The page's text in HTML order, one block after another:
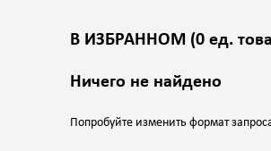
В ИЗБРАННОМ (0 ед.
Ничего не найдено
Попробуйте изменить формат